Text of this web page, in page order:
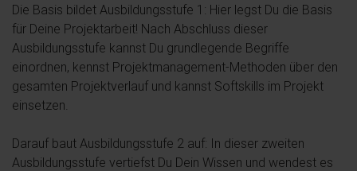
Die Basis bildet Ausbildungsstufe 1: Hier legst Du die Basis
für Deine Projektarbeit! Nach Abschluss dieser
Ausbildungsstufe kannst Du grundlegende Begriffe
einordnen, kennst Projektmanagement-Methoden über den
gesamten Projektverlauf und kannst Softskills im Projekt
einsetzen.
Darauf baut Ausbildungsstufe 2 auf: In dieser zweiten
Ausbildungsstufe vertiefst Du Dein Wissen und wendest es